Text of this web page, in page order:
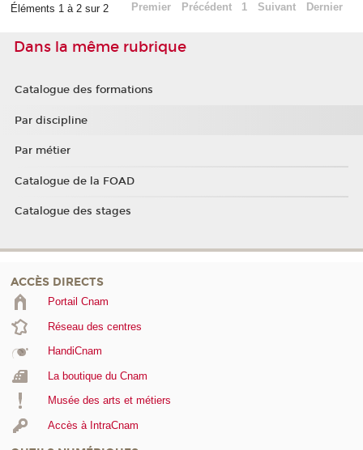
Éléments 1 à 2 sur 2 Premier Précédent 1 Suivant Dernier
Dans la même rubrique
Catalogue des formations
Par discipline
Par métier
Catalogue de la FOAD
Catalogue des stages
ACCÈS DIRECTS
Portail Cnam
Réseau des centres
HandiCnam
La boutique du Cnam
Musée des arts et métiers
Accès à IntraCnam